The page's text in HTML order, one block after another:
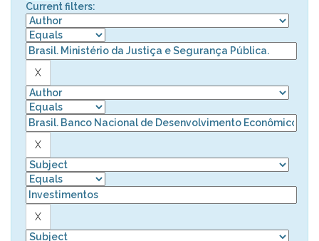
Current filters: